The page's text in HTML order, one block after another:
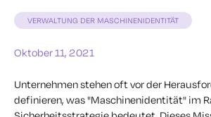
VERWALTUNG DER MASCHINENIDENTITÄT
Oktober 11, 2021
Unternehmen stehen oft vor der
definieren, was "Maschinenidentität" im